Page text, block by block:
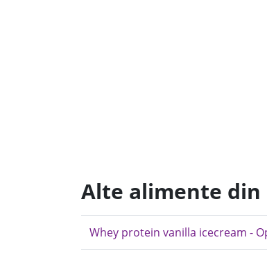
Alte alimente din
Whey protein vanilla icecream -